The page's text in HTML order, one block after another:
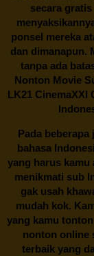
secara
ponsel mereka
dan dimanapun.
tanpa ada
Nonton Movie
LK21 CinemaXXI
Pada
bahasa
yang harus kamu
menikmati sub
gak usah
mudah kok.
yang kamu
nonton online
terbaik yang